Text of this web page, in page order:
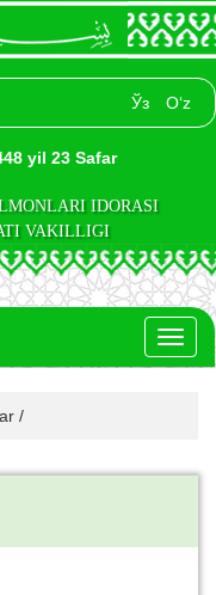
Ўз O‘z
yil 23 Safar
IDORASI
VAKILLIGI
/